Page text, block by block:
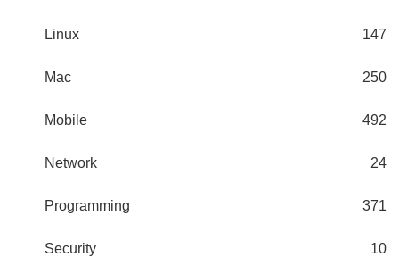
Linux 147
Mac 250
Mobile 492
Network 24
Programming 371
Security 10